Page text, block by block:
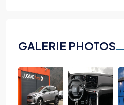
GALERIE PHOTOS